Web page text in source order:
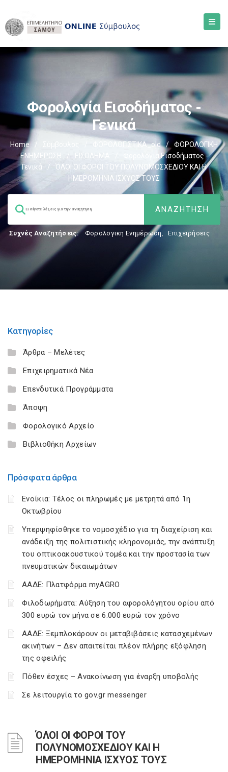
Φορολογία Εισοδήματος -
Γενικά
Home / Σύμβουλος ΦΟΡΟΛΟΓΙΣΤΙΚΑ_old /
ΦΟΡΟΛΟΓΙΚΗ
ΕΝΗΜΕΡΩΣΗ
/ ΕΙΣΟΔΗΜΑ
Φορολογία Εισοδήματος -
Γενικά
/
ΌΛΟΙ ΟΙ ΦΟΡΟΙ ΤΟΥ ΠΟΛΥΝΟΜΟΣΧΕΔΙΟΥ ΚΑΙ Η
ΗΜΕΡΟΜΗΝΙΑ ΙΣΧΥΟΣ ΤΟΥΣ
Συχνές Αναζητήσεις: Φορολογικη Ενημέρωση, Επιχειρήσεις
Κατηγορίες
Άρθρα – Μελέτες
Επιχειρηματικά Νέα
Επενδυτικά Προγράμματα
Άποψη
Φορολογικό Αρχείο
Βιβλιοθήκη Αρχείων
Πρόσφατα άρθρα
Ενοίκια: Τέλος οι πληρωμές με μετρητά από 1η
Οκτωβρίου
Υπερψηφίσθηκε το νομοσχέδιο για τη διαχείριση και
ανάδειξη της πολιτιστικής κληρονομιάς, την ανάπτυξη
του οπτικοακουστικού τομέα και την προστασία των
πνευματικών δικαιωμάτων
ΑΑΔΕ: Πλατφόρμα myAGRO
Φιλοδωρήματα: Αύξηση του αφορολόγητου ορίου από
300 ευρώ τον μήνα σε 6.000 ευρώ τον χρόνο
ΑΑΔΕ: Ξεμπλοκάρουν οι μεταβιβάσεις κατασχεμένων
ακινήτων – Δεν απαιτείται πλέον πλήρης εξόφληση
της οφειλής
Πόθεν έσχες – Ανακοίνωση για έναρξη υποβολής
Σε λειτουργία το gov.gr messenger
ΌΛΟΙ ΟΙ ΦΟΡΟΙ ΤΟΥ
ΠΟΛΥΝΟΜΟΣΧΕΔΙΟΥ ΚΑΙ Η
ΗΜΕΡΟΜΗΝΙΑ ΙΣΧΥΟΣ ΤΟΥΣ